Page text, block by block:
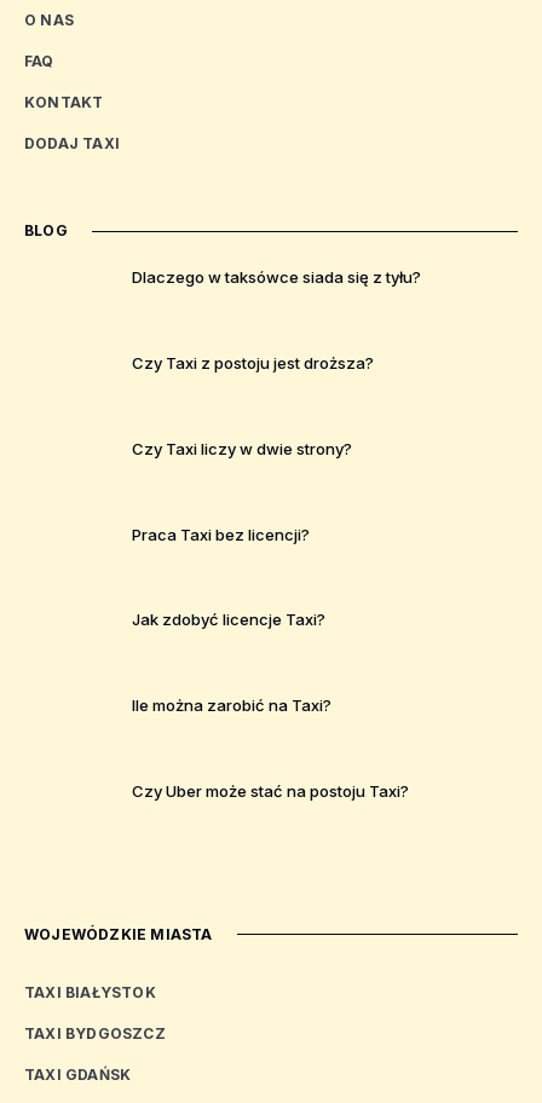
O NAS
FAQ
KONTAKT
DODAJ TAXI
BLOG
Dlaczego w taksówce siada się z tyłu?
Czy Taxi z postoju jest droższa?
Czy Taxi liczy w dwie strony?
Praca Taxi bez licencji?
Jak zdobyć licencje Taxi?
Ile można zarobić na Taxi?
Czy Uber może stać na postoju Taxi?
WOJEWÓDZKIE MIASTA
TAXI BIAŁYSTOK
TAXI BYDGOSZCZ
TAXI GDAŃSK